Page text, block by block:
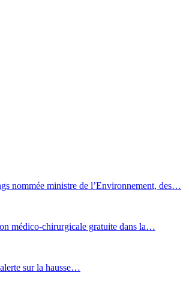
nommée ministre de l’Environnement, des…
médico-chirurgicale gratuite dans la…
sur la hausse…